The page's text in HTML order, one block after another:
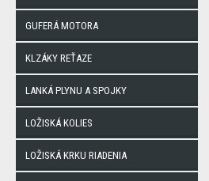
GUFERÁ MOTORA
KLZÁKY REŤAZE
LANKÁ PLYNU A SPOJKY
LOŽISKÁ KOLIES
LOŽISKÁ KRKU RIADENIA